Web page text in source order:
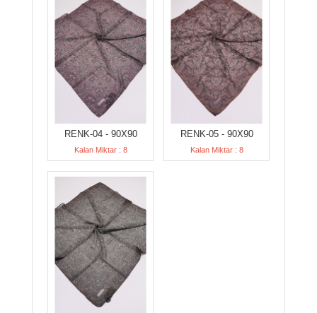
RENK-04 - 90X90
Kalan Miktar : 8
RENK-05 - 90X90
Kalan Miktar : 8